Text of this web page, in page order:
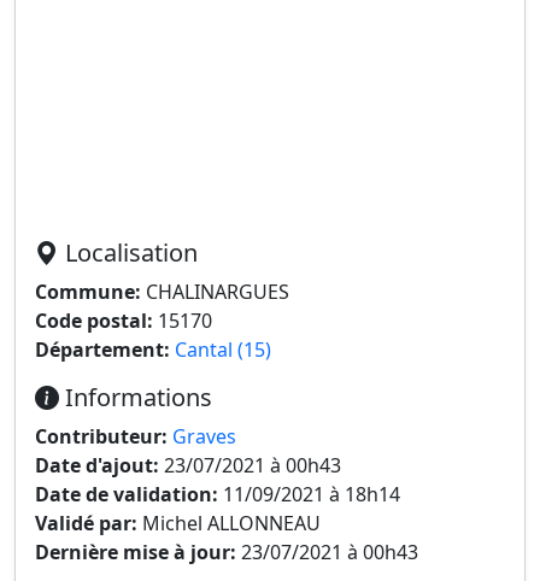
Localisation
Commune: CHALINARGUES
Code postal: 15170
Département: Cantal (15)
Informations
Contributeur: Graves
Date d'ajout: 23/07/2021 à 00h43
Date de validation: 11/09/2021 à 18h14
Validé par: Michel ALLONNEAU
Dernière mise à jour: 23/07/2021 à 00h43